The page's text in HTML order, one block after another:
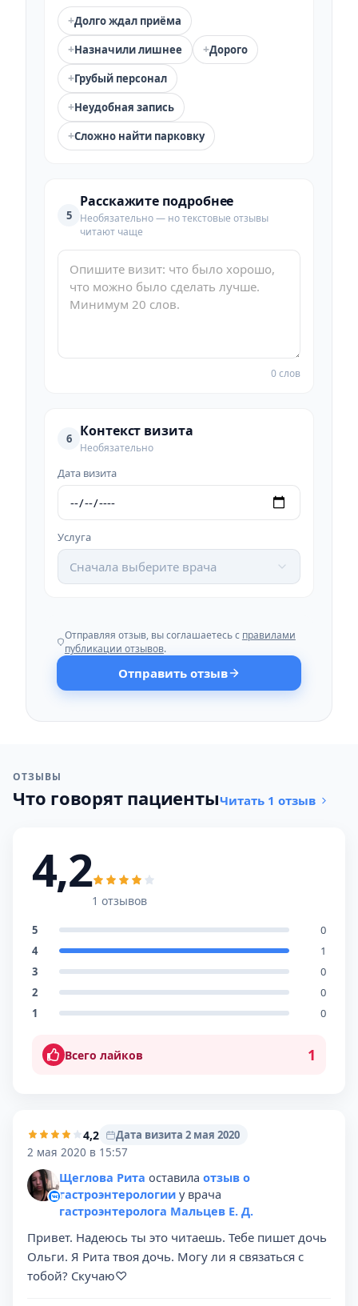
+Долго ждал приёма
+Назначили лишнее +Дорого
+Грубый персонал
+Неудобная запись
+Сложно найти парковку
5
Расскажите подробнее
Необязательно — но текстовые отзывы
читают чаще
0 слов
6 Контекст визита
Необязательно
Дата визита
Услуга
Сначала выберите врача
Отправляя отзыв, вы соглашаетесь с правилами
публикации отзывов.
Отправить отзыв
ОТЗЫВЫ
Что говорят пациентыЧитать 1 отзыв
4,2
1 отзывов
5
0
4
1
3
0
2
0
1
0
Всего лайков 1
4,2
Дата визита 2 мая 2020
2 мая 2020 в 15:57
Щеглова Рита оставила отзыв о
гастроэнтерологии у врача
гастроэнтеролога Мальцев Е. Д.
Привет. Надеюсь ты это читаешь. Тебе пишет дочь
Ольги. Я Рита твоя дочь. Могу ли я связаться с
тобой? Скучаю♡